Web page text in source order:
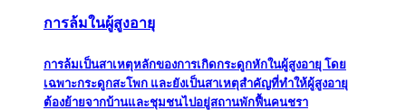
การล้มในผู้สูงอายุ
การล้มเป็นสาเหตุหลักของการเกิดกระดูกหักในผู้สูงอายุ โดย
เฉพาะกระดูกสะโพก และยังเป็นสาเหตุสำคัญที่ทำให้ผู้สูงอายุ
ต้องย้ายจากบ้านและชุมชนไปอยู่สถานพักฟื้นคนชรา